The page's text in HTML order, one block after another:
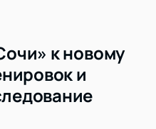
к новому
и